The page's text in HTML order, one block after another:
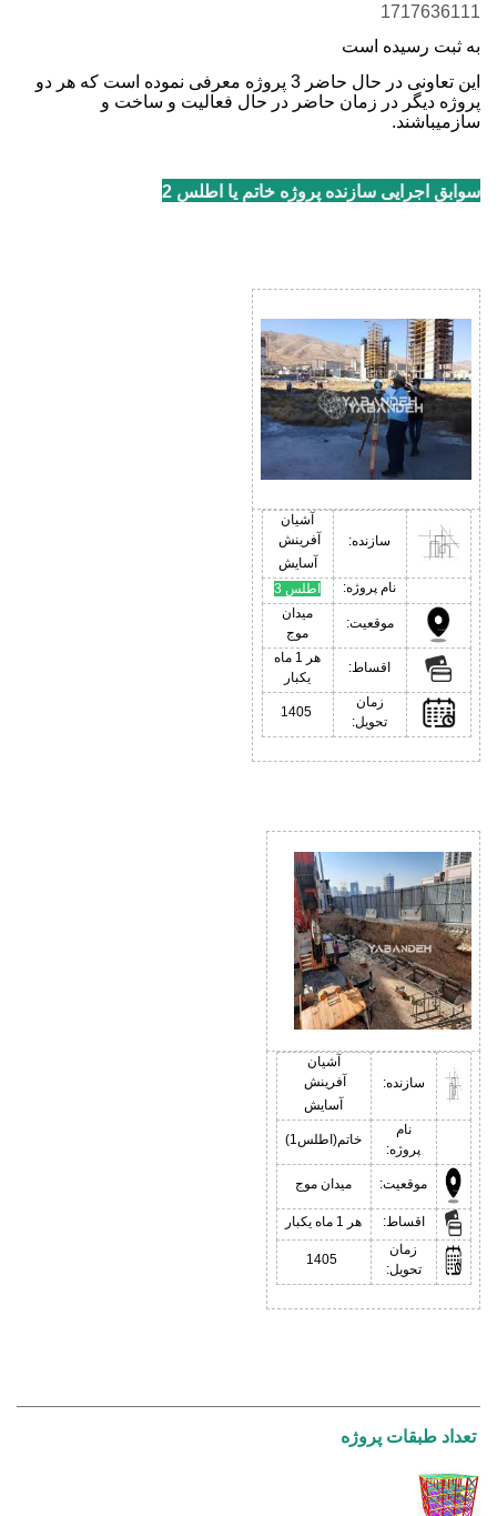
1717636111
به ثبت رسیده است
این تعاونی در حال حاضر 3 پروژه معرفی نموده است که هر دو
پروژه دیگر در زمان حاضر در حال فعالیت و ساخت و
سازمیباشند.
سوابق اجرایی سازنده پروژه خاتم یا اطلس 2
سازنده:
آشیان
آفرینش
آسایش
نام پروژه:
اطلس 3
موقعیت:
میدان
موج
اقساط:
هر 1 ماه
یکبار
زمان
تحویل:
1405
سازنده:
آشیان
آفرینش
آسایش
نام
پروژه:
خاتم(اطلس1)
موقعیت: میدان موج
اقساط:
هر 1 ماه یکبار
زمان
تحویل:
تعداد طبقات پروژه